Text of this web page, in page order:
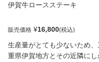
伊賀牛ロースステーキ
販売価格 ¥16,800
生産量がとても少ないため、
重県伊賀地方とその近隣にし